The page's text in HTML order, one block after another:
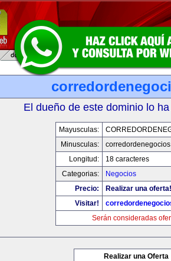
El dueño de este dominio lo
Mayusculas:
Minusculas:
Longitud:
18 caracteres
Categorias:
Negocios
Precio:
Realizar una oferta!
Visitar!
Serán consideradas
Realizar una Oferta